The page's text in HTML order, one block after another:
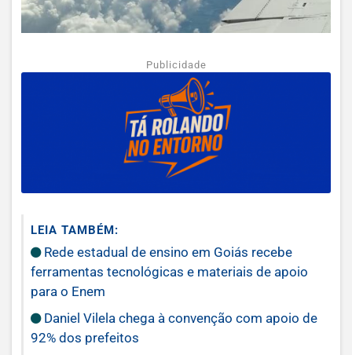
Publicidade
LEIA TAMBÉM:
Rede estadual de ensino em Goiás recebe
ferramentas tecnológicas e materiais de apoio
para o Enem
Daniel Vilela chega à convenção com apoio de
92% dos prefeitos